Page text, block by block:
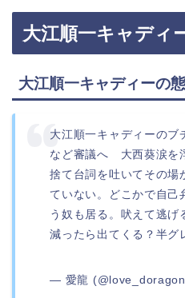
大江順一キャディ
大江順一キャディーの
大江順一キャディーのブ
など審議へ 大西葵涙を
捨て台詞を吐いてその場
ていない。どこかで自己
う奴も居る。吠えて逃げ
減ったら出てくる？半グ
— 愛龍